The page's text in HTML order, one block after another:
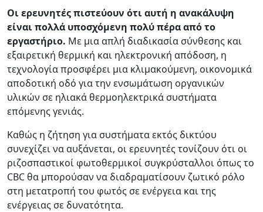
Οι ερευνητές πιστεύουν ότι αυτή η ανακάλυψη
είναι πολλά υποσχόμενη πολύ πέρα ​​από το
εργαστήριο. Με μια απλή διαδικασία σύνθεσης και
εξαιρετική θερμική και ηλεκτρονική απόδοση, η
τεχνολογία προσφέρει μια κλιμακούμενη, οικονομικά
αποδοτική οδό για την ενσωμάτωση οργανικών
υλικών σε ηλιακά θερμοηλεκτρικά συστήματα
επόμενης γενιάς.
Καθώς η ζήτηση για συστήματα εκτός δικτύου
συνεχίζει να αυξάνεται, οι ερευνητές τονίζουν ότι οι
ριζοσπαστικοί φωτοθερμικοί συγκρύσταλλοι όπως το
CBC θα μπορούσαν να διαδραματίσουν ζωτικό ρόλο
στη μετατροπή του φωτός σε ενέργεια και της
ενέργειας σε δυνατότητα.